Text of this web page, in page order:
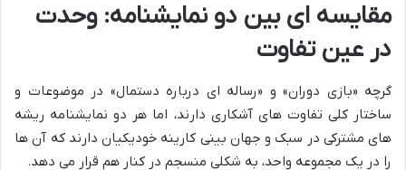
مقایسه ای بین دو نمایشنامه: وحدت
در عین تفاوت
گرچه «بازی دوران» و «رساله ای درباره دستمال» در موضوعات و
ساختار کلی تفاوت های آشکاری دارند، اما هر دو نمایشنامه ریشه
های مشترکی در سبک و جهان بینی کارینه خودیکیان دارند که آن ها
را در یک مجموعه واحد، به شکلی منسجم در کنار هم قرار می دهد.